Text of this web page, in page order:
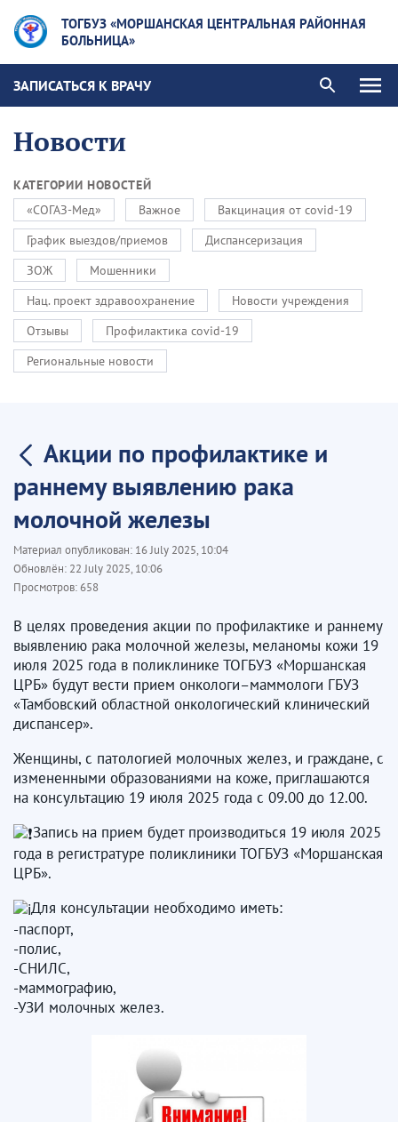
ТОГБУЗ «МОРШАНСКАЯ ЦЕНТРАЛЬНАЯ РАЙОННАЯ
БОЛЬНИЦА»
ЗАПИСАТЬСЯ К ВРАЧУ
Новости
КАТЕГОРИИ НОВОСТЕЙ
«СОГАЗ-Мед»
Важное
Вакцинация от covid-19
График выездов/приемов
Диспансеризация
ЗОЖ
Мошенники
Нац. проект здравоохранение
Новости учреждения
Отзывы
Профилактика covid-19
Региональные новости
Акции по профилактике и
раннему выявлению рака
молочной железы
Материал опубликован: 16 July 2025, 10:04
Обновлён: 22 July 2025, 10:06
Просмотров:658
В целях проведения акции по профилактике и раннему
выявлению рака молочной железы, меланомы кожи 19
июля 2025 года в поликлинике ТОГБУЗ «Моршанская
ЦРБ» будут вести прием онкологи–маммологи ГБУЗ
«Тамбовский областной онкологический клинический
диспансер».
Женщины, с патологией молочных желез, и граждане, с
измененными образованиями на коже, приглашаются
на консультацию 19 июля 2025 года с 09.00 до 12.00.
Запись на прием будет производиться 19 июля 2025
года в регистратуре поликлиники ТОГБУЗ «Моршанская
ЦРБ».
Для консультации необходимо иметь:
-паспорт,
-полис,
-СНИЛС,
-маммографию,
-УЗИ молочных желез.